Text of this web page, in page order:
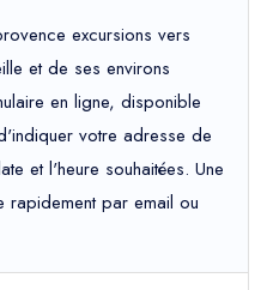
excursions vers
et de ses environs
en ligne, disponible
votre adresse de
et l'heure souhaitées. Une
rapidement par email ou